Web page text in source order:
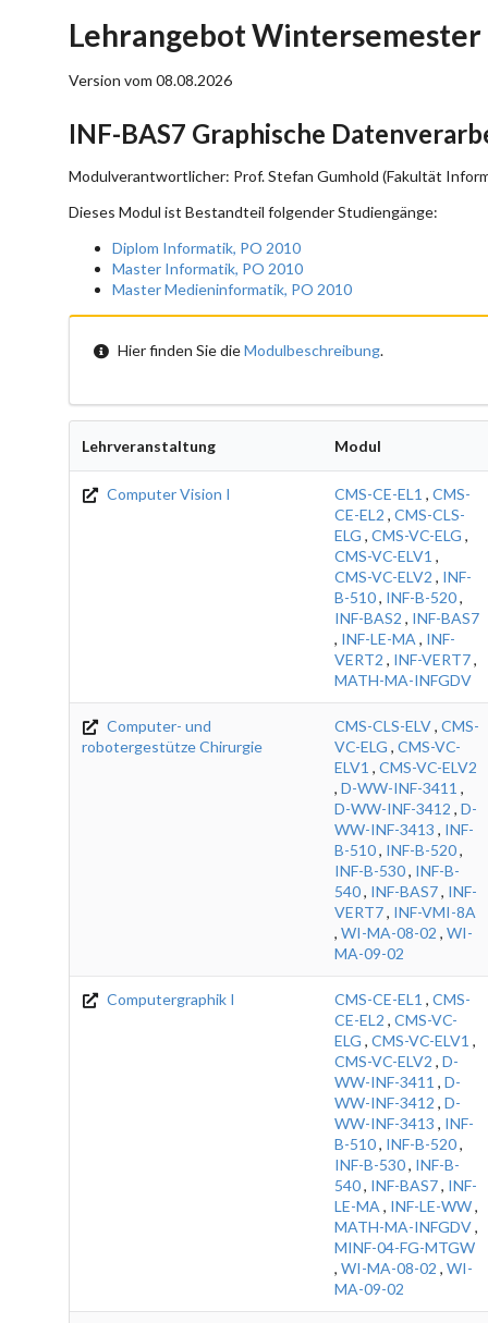
Lehrangebot Wintersemester
Version vom 08.08.2026
INF-BAS7 Graphische
Modulverantwortlicher: Prof. Stefan Gumhold (Fakultät
Dieses Modul ist Bestandteil folgender Studiengänge:
Diplom Informatik, PO 2010
Master Informatik, PO 2010
Master Medieninformatik, PO 2010
Hier finden Sie dieModulbeschreibung.
Lehrveranstaltung Modul
Computer Vision I CMS-CE-EL1 , CMS-
CE-EL2 , CMS-CLS-
ELG , CMS-VC-ELG ,
CMS-VC-ELV1 ,
CMS-VC-ELV2 , INF-
B-510, INF-B-520,
INF-BAS2 , INF-BAS7
, INF-LE-MA , INF-
VERT2 , INF-VERT7,
MATH-MA-INFGDV
Computer- und
robotergestütze Chirurgie
CMS-CLS-ELV, CMS-
VC-ELG , CMS-VC-
ELV1 , CMS-VC-ELV2
, D-WW-INF-3411 ,
D-WW-INF-3412 , D-
WW-INF-3413 , INF-
B-510, INF-B-520,
INF-B-530, INF-B-
540, INF-BAS7, INF-
VERT7, INF-VMI-8A
, WI-MA-08-02 , WI-
MA-09-02
Computergraphik I CMS-CE-EL1 , CMS-
CE-EL2 , CMS-VC-
ELG , CMS-VC-ELV1 ,
CMS-VC-ELV2 , D-
WW-INF-3411 , D-
WW-INF-3412 , D-
WW-INF-3413 , INF-
B-510, INF-B-520,
INF-B-530, INF-B-
540, INF-BAS7, INF-
LE-MA , INF-LE-WW,
MATH-MA-INFGDV,
MINF-04-FG-MTGW
, WI-MA-08-02 , WI-
MA-09-02